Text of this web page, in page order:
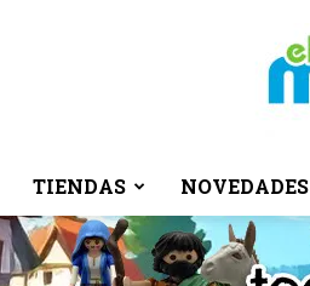
TIENDAS NOVEDADES